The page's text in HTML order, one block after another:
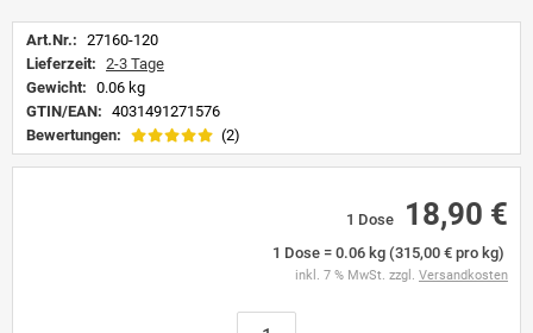
Art.Nr.: 27160-120
Lieferzeit: 2-3 Tage
Gewicht: 0.06 kg
GTIN/EAN: 4031491271576
Bewertungen:
(2)
1 Dose 18,90 €
1 Dose = 0.06 kg (315,00 € pro kg)
inkl. 7 % MwSt. zzgl. Versandkosten